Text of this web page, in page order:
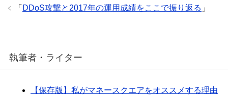
「 DDoS攻撃と2017年の運用成績をここで振り返る 」
執筆者・ライター
【保存版】私がマネースクエアをオススメする理由